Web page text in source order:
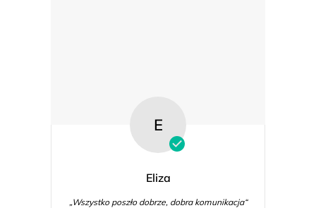
E
Eliza
„Wszystko poszło dobrze, dobra komunikacja“